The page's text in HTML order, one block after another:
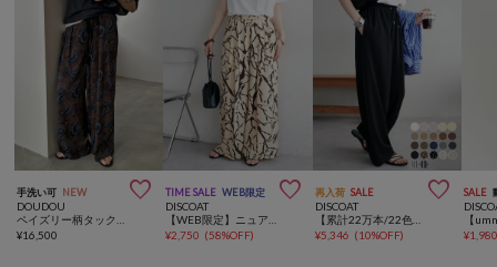
手洗い可 NEW 
DOUDOU
ペイズリー柄タックパンツ
¥16,500
TIME SALE WEB限定 
DISCOAT
【WEB限定】ニュアンス柄リラックスパンツ
¥2,750 (58%OFF)
再入荷 SALE 
DISCOAT
【累計22万本/22色展開/7サイズ】－3kg見え！とろみイージーパンツ≪メンズサイズあり≫
¥5,346 (10%OFF)
SALE
¥